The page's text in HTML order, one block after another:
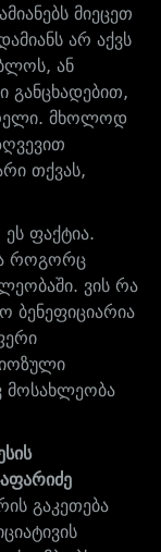
მიეცეთ
არ აქვს
ან
განცხადებით,
მხოლოდ
თქვას,
ფაქტია.
როგორც
ვის რა
ბენეფიციარია
მოსახლეობა
გაკეთება